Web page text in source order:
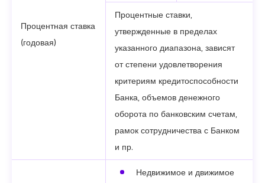
Процентная ставка
(годовая)
Процентные ставки,
утвержденные в пределах
указанного диапазона, зависят
от степени удовлетворения
критериям кредитоспособности
Банка, объемов денежного
оборота по банковским счетам,
рамок сотрудничества с Банком
и пр.
Недвижимое и движимое